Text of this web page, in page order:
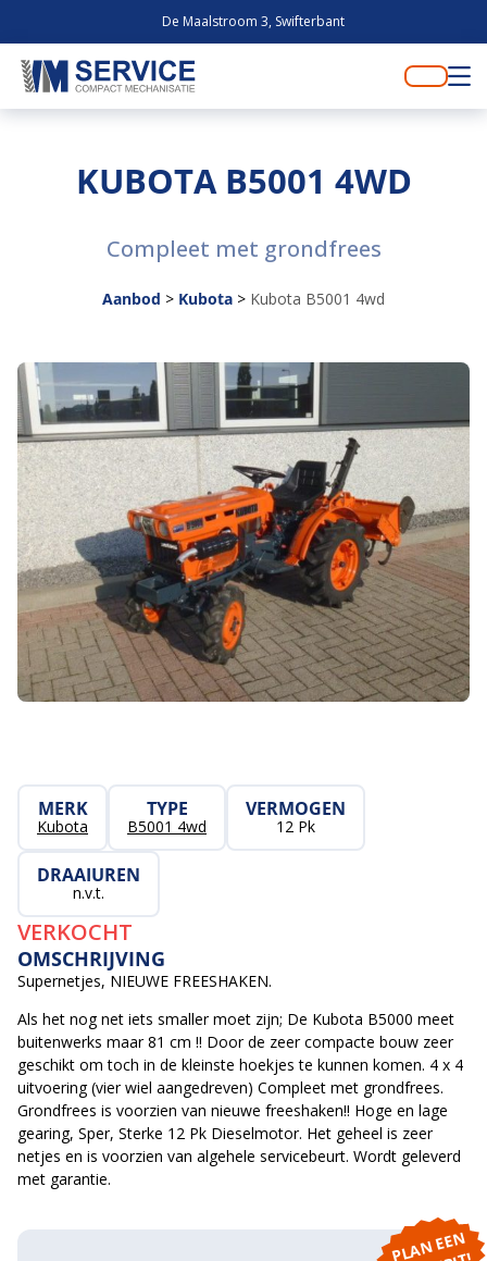
De Maalstroom 3, Swifterbant
KUBOTA B5001 4WD
Compleet met grondfrees
Aanbod > Kubota > Kubota B5001 4wd
MERK
Kubota
TYPE
B5001 4wd
VERMOGEN
12 Pk
DRAAIUREN
n.v.t.
VERKOCHT
OMSCHRIJVING
Supernetjes, NIEUWE FREESHAKEN.
Als het nog net iets smaller moet zijn; De Kubota B5000 meet
buitenwerks maar 81 cm !! Door de zeer compacte bouw zeer
geschikt om toch in de kleinste hoekjes te kunnen komen. 4 x 4
uitvoering (vier wiel aangedreven) Compleet met grondfrees.
Grondfrees is voorzien van nieuwe freeshaken!! Hoge en lage
gearing, Sper, Sterke 12 Pk Dieselmotor. Het geheel is zeer
netjes en is voorzien van algehele servicebeurt. Wordt geleverd
met garantie.
P
L
A
N
E
E
N
P
R
O
E
F
RI